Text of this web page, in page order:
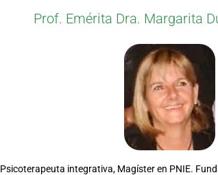
Prof. Emérita Dra. Margarita
Psicoterapeuta integrativa, Magíster en PNIE.